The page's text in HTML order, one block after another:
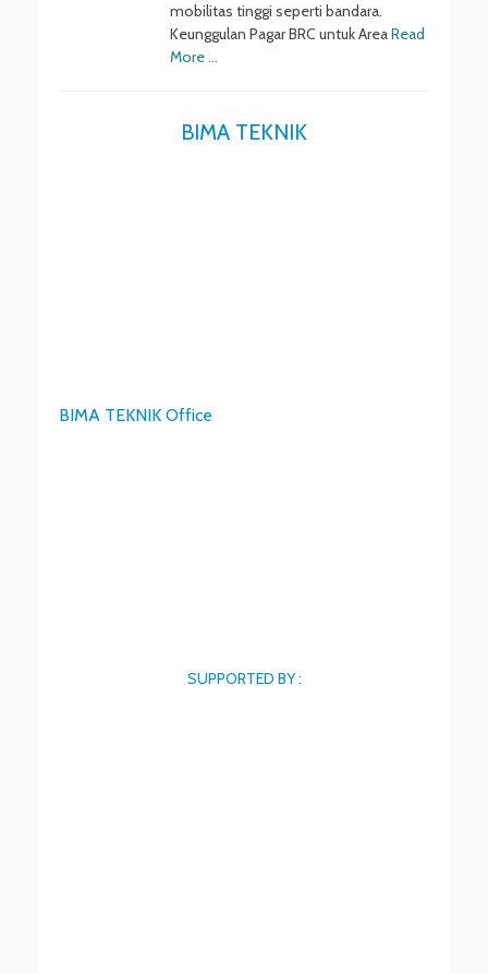
mobilitas tinggi seperti bandara.
Keunggulan Pagar BRC untuk AreaRead
More …
BIMA TEKNIK
BIMA TEKNIK Office
SUPPORTED BY :